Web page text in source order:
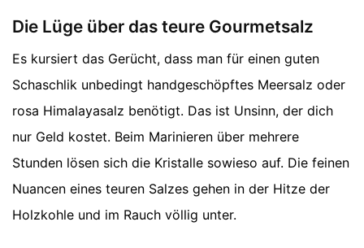
Die Lüge über das teure Gourmetsalz
Es kursiert das Gerücht, dass man für einen guten
Schaschlik unbedingt handgeschöpftes Meersalz oder
rosa Himalayasalz benötigt. Das ist Unsinn, der dich
nur Geld kostet. Beim Marinieren über mehrere
Stunden lösen sich die Kristalle sowieso auf. Die feinen
Nuancen eines teuren Salzes gehen in der Hitze der
Holzkohle und im Rauch völlig unter.